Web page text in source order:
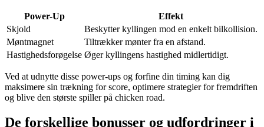
Power-Up
Effekt
Skjold
Beskytter kyllingen mod en enkelt bilkollision.
Møntmagnet
Tiltrækker mønter fra en afstand.
Hastighedsforøgelse Øger kyllingens hastighed midlertidigt.
Ved at udnytte disse power-ups og forfine din timing kan dig
maksimere sin trækning for score, optimere strategier for fremdriften
og blive den største spiller på chicken road.
De forskellige bonusser og udfordringer i